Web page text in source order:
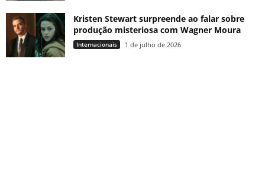
Kristen Stewart surpreende ao falar sobre
produção misteriosa com Wagner Moura
Internacionais 1 de julho de 2026